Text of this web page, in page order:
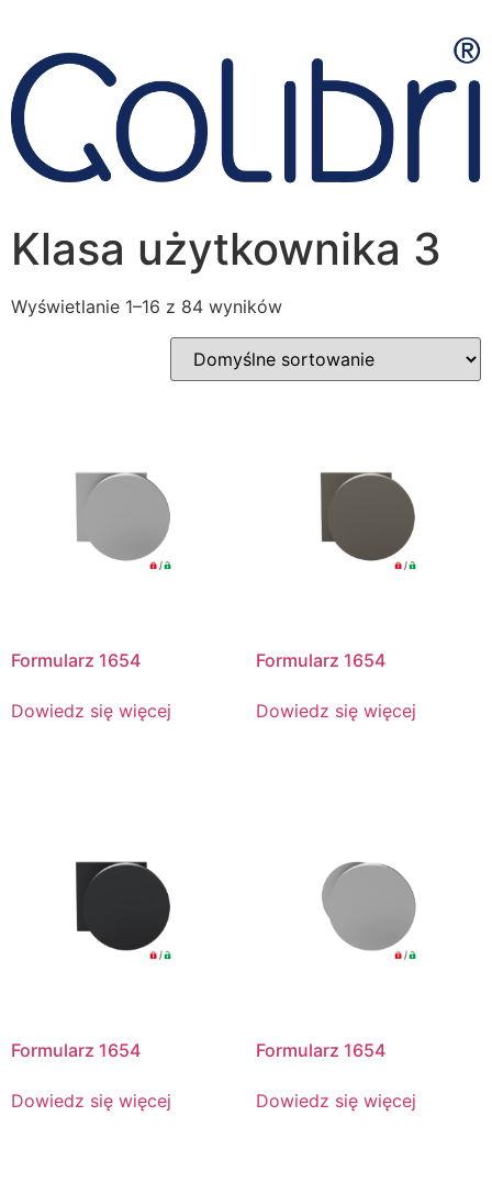
Klasa użytkownika 3
Wyświetlanie 1–16 z 84 wyników
Formularz 1654
Dowiedz się więcej
Formularz 1654
Dowiedz się więcej
Formularz 1654
Dowiedz się więcej
Formularz 1654
Dowiedz się więcej